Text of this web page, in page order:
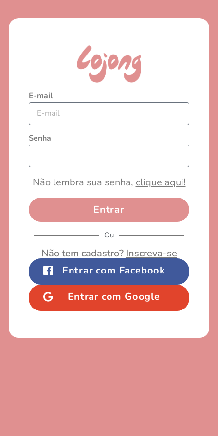
E-mail
Senha
Não lembra sua senha, clique aqui!​
Entrar
Ou
Não tem cadastro? Inscreva-se
Entrar com Facebook
Entrar com Google